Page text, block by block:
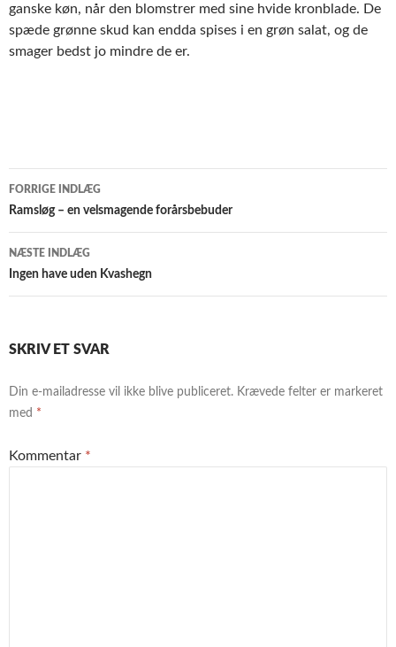
ganske køn, når den blomstrer med sine hvide kronblade. De
spæde grønne skud kan endda spises i en grøn salat, og de
smager bedst jo mindre de er.
Indlægsnavigation
FORRIGE INDLÆG
Ramsløg – en velsmagende forårsbebuder
NÆSTE INDLÆG
Ingen have uden Kvashegn
SKRIV ET SVAR
Din e-mailadresse vil ikke blive publiceret. Krævede felter er markeret
med *
Kommentar *